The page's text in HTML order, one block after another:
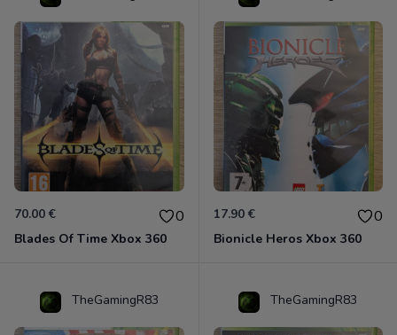
70.00 € 0
Blades Of Time Xbox 360
17.90 € 0
Bionicle Heros Xbox 360
TheGamingR83 TheGamingR83